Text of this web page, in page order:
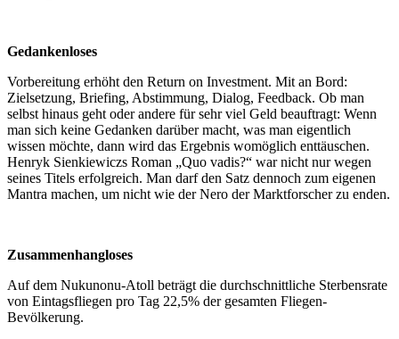
Gedankenloses
Vorbereitung erhöht den Return on Investment. Mit an Bord:
Zielsetzung, Briefing, Abstimmung, Dialog, Feedback. Ob man
selbst hinaus geht oder andere für sehr viel Geld beauftragt: Wenn
man sich keine Gedanken darüber macht, was man eigentlich
wissen möchte, dann wird das Ergebnis womöglich enttäuschen.
Henryk Sienkiewiczs Roman „Quo vadis?“ war nicht nur wegen
seines Titels erfolgreich. Man darf den Satz dennoch zum eigenen
Mantra machen, um nicht wie der Nero der Marktforscher zu enden.
Zusammenhangloses
Auf dem Nukunonu-Atoll beträgt die durchschnittliche Sterbensrate
von Eintagsfliegen pro Tag 22,5% der gesamten Fliegen-
Bevölkerung.